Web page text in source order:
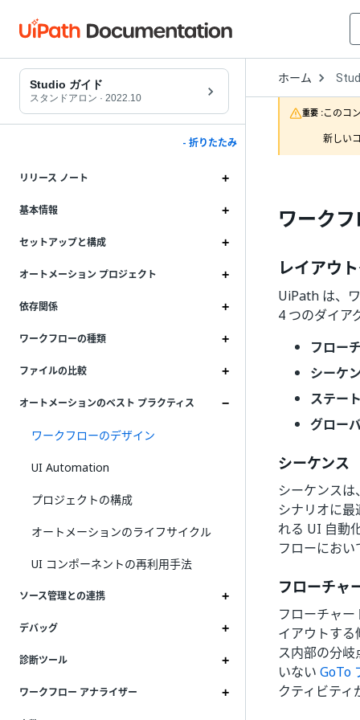
Studio ガイド
スタンドアロン · 2022.10
- 折りたたみ
リリース ノート
基本情報
セットアップと構成
オートメーション プロジェクト
依存関係
ワークフローの種類
ファイルの比較
オートメーションのベスト プラクティス
ワークフローのデザイン
UI Automation
プロジェクトの構成
オートメーションのライフサイクル
UI コンポーネントの再利用手法
ソース管理との連携
デバッグ
診断ツール
ワークフロー アナライザー
ホーム Open
to
重要 :このコ
新しい
ワーク
レイアウ
UiPath は、
4 つのダイア
フロー
シーケ
ステー
グロー
シーケンス
シーケンス
シナリオに
れる UI 自動
フローにお
フローチャ
フローチャ
イアウトす
ス内部の分
いない GoTo
クティビティ